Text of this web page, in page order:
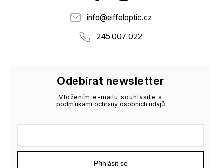
info@eiffeloptic.cz
245 007 022
Odebírat newsletter
Vložením e-mailu souhlasíte s
podmínkami ochrany osobních údajů
Přihlásit se